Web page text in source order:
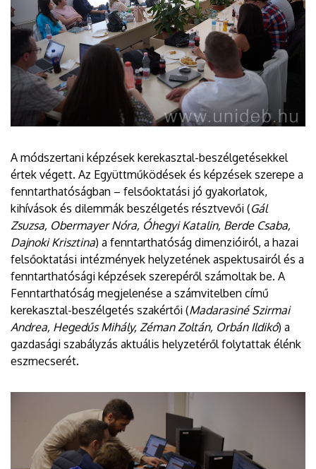
A módszertani képzések kerekasztal-beszélgetésekkel
értek végett. Az Együttműködések és képzések szerepe a
fenntarthatóságban – felsőoktatási jó gyakorlatok,
kihívások és dilemmák beszélgetés résztvevői (Gál
Zsuzsa, Obermayer Nóra, Óhegyi Katalin, Berde Csaba,
Dajnoki Krisztina) a fenntarthatóság dimenzióiról, a hazai
felsőoktatási intézmények helyzetének aspektusairól és a
fenntarthatósági képzések szerepéről számoltak be. A
Fenntarthatóság megjelenése a számvitelben című
kerekasztal-beszélgetés szakértői (Madarasiné Szirmai
Andrea, Hegedűs Mihály, Zéman Zoltán, Orbán Ildikó) a
gazdasági szabályzás aktuális helyzetéről folytattak élénk
eszmecserét.